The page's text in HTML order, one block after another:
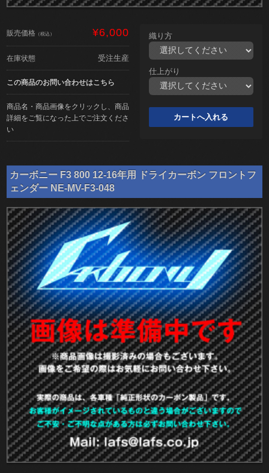
販売価格 （税込） ¥6,000
在庫状態 受注生産
この商品のお問い合わせはこちら
商品名・商品画像をクリックし、商品
詳細をご覧になった上でご注文くださ
い
織り方
仕上がり
カーボニー F3 800 12-16年用 ドライカーボン フロントフ
ェンダー NE-MV-F3-048